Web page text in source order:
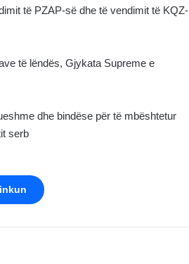
të PZAP-së dhe të vendimit të KQZ-
të lëndës, Gjykata Supreme e
dhe bindëse për të mbështetur
serb